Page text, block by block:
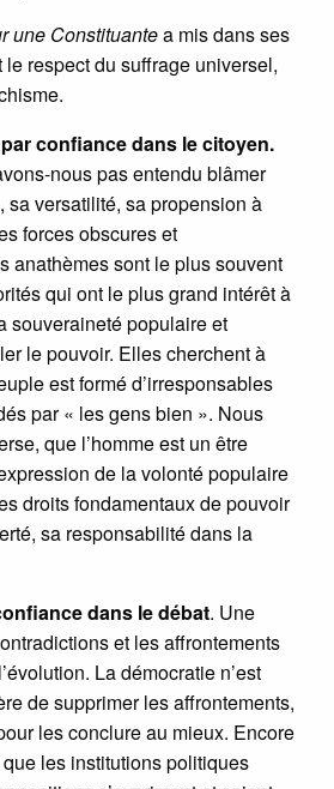
une Constituantea mis dans ses
respect du suffrage universel,
par confiance dans le citoyen.
nous pas entendu blâmer
sa versatilité, sa propension à
forces obscures et
anathèmes sont le plus souvent
qui ont le plus grand intérêt à
souveraineté populaire et
le pouvoir. Elles cherchent à
est formé d’irresponsables
par « les gens bien ». Nous
que l’homme est un être
de la volonté populaire
droits fondamentaux de pouvoir
sa responsabilité dans la
dans le débat. Une
et les affrontements
La démocratie n’est
de supprimer les affrontements,
les conclure au mieux. Encore
les institutions politiques